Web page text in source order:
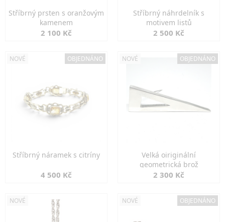
Stříbrný prsten s oranžovým
kamenem
2 100 Kč
Stříbrný náhrdelník s
motivem listů
2 500 Kč
NOVÉ OBJEDNÁNO
Stříbrný náramek s citríny
4 500 Kč
NOVÉ OBJEDNÁNO
Velká oiriginální
geometrická brož
2 300 Kč
NOVÉ NOVÉ OBJEDNÁNO